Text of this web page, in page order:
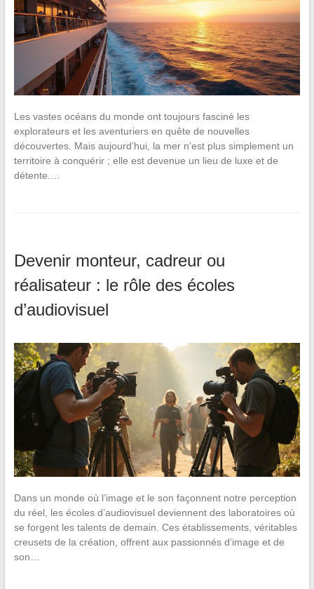
Les vastes océans du monde ont toujours fasciné les
explorateurs et les aventuriers en quête de nouvelles
découvertes. Mais aujourd’hui, la mer n’est plus simplement un
territoire à conquérir ; elle est devenue un lieu de luxe et de
détente.…
Devenir monteur, cadreur ou
réalisateur : le rôle des écoles
d’audiovisuel
Dans un monde où l’image et le son façonnent notre perception
du réel, les écoles d’audiovisuel deviennent des laboratoires où
se forgent les talents de demain. Ces établissements, véritables
creusets de la création, offrent aux passionnés d’image et de
son…